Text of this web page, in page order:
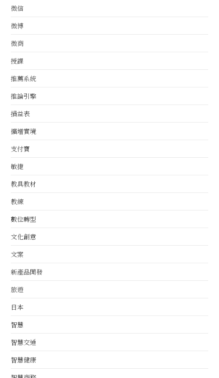
微信
微博
微商
授課
推薦系統
推論引擎
損益表
擴增實境
支付寶
敏捷
教具教材
教練
數位轉型
文化創意
文案
新產品開發
旅遊
日本
智慧
智慧交通
智慧健康